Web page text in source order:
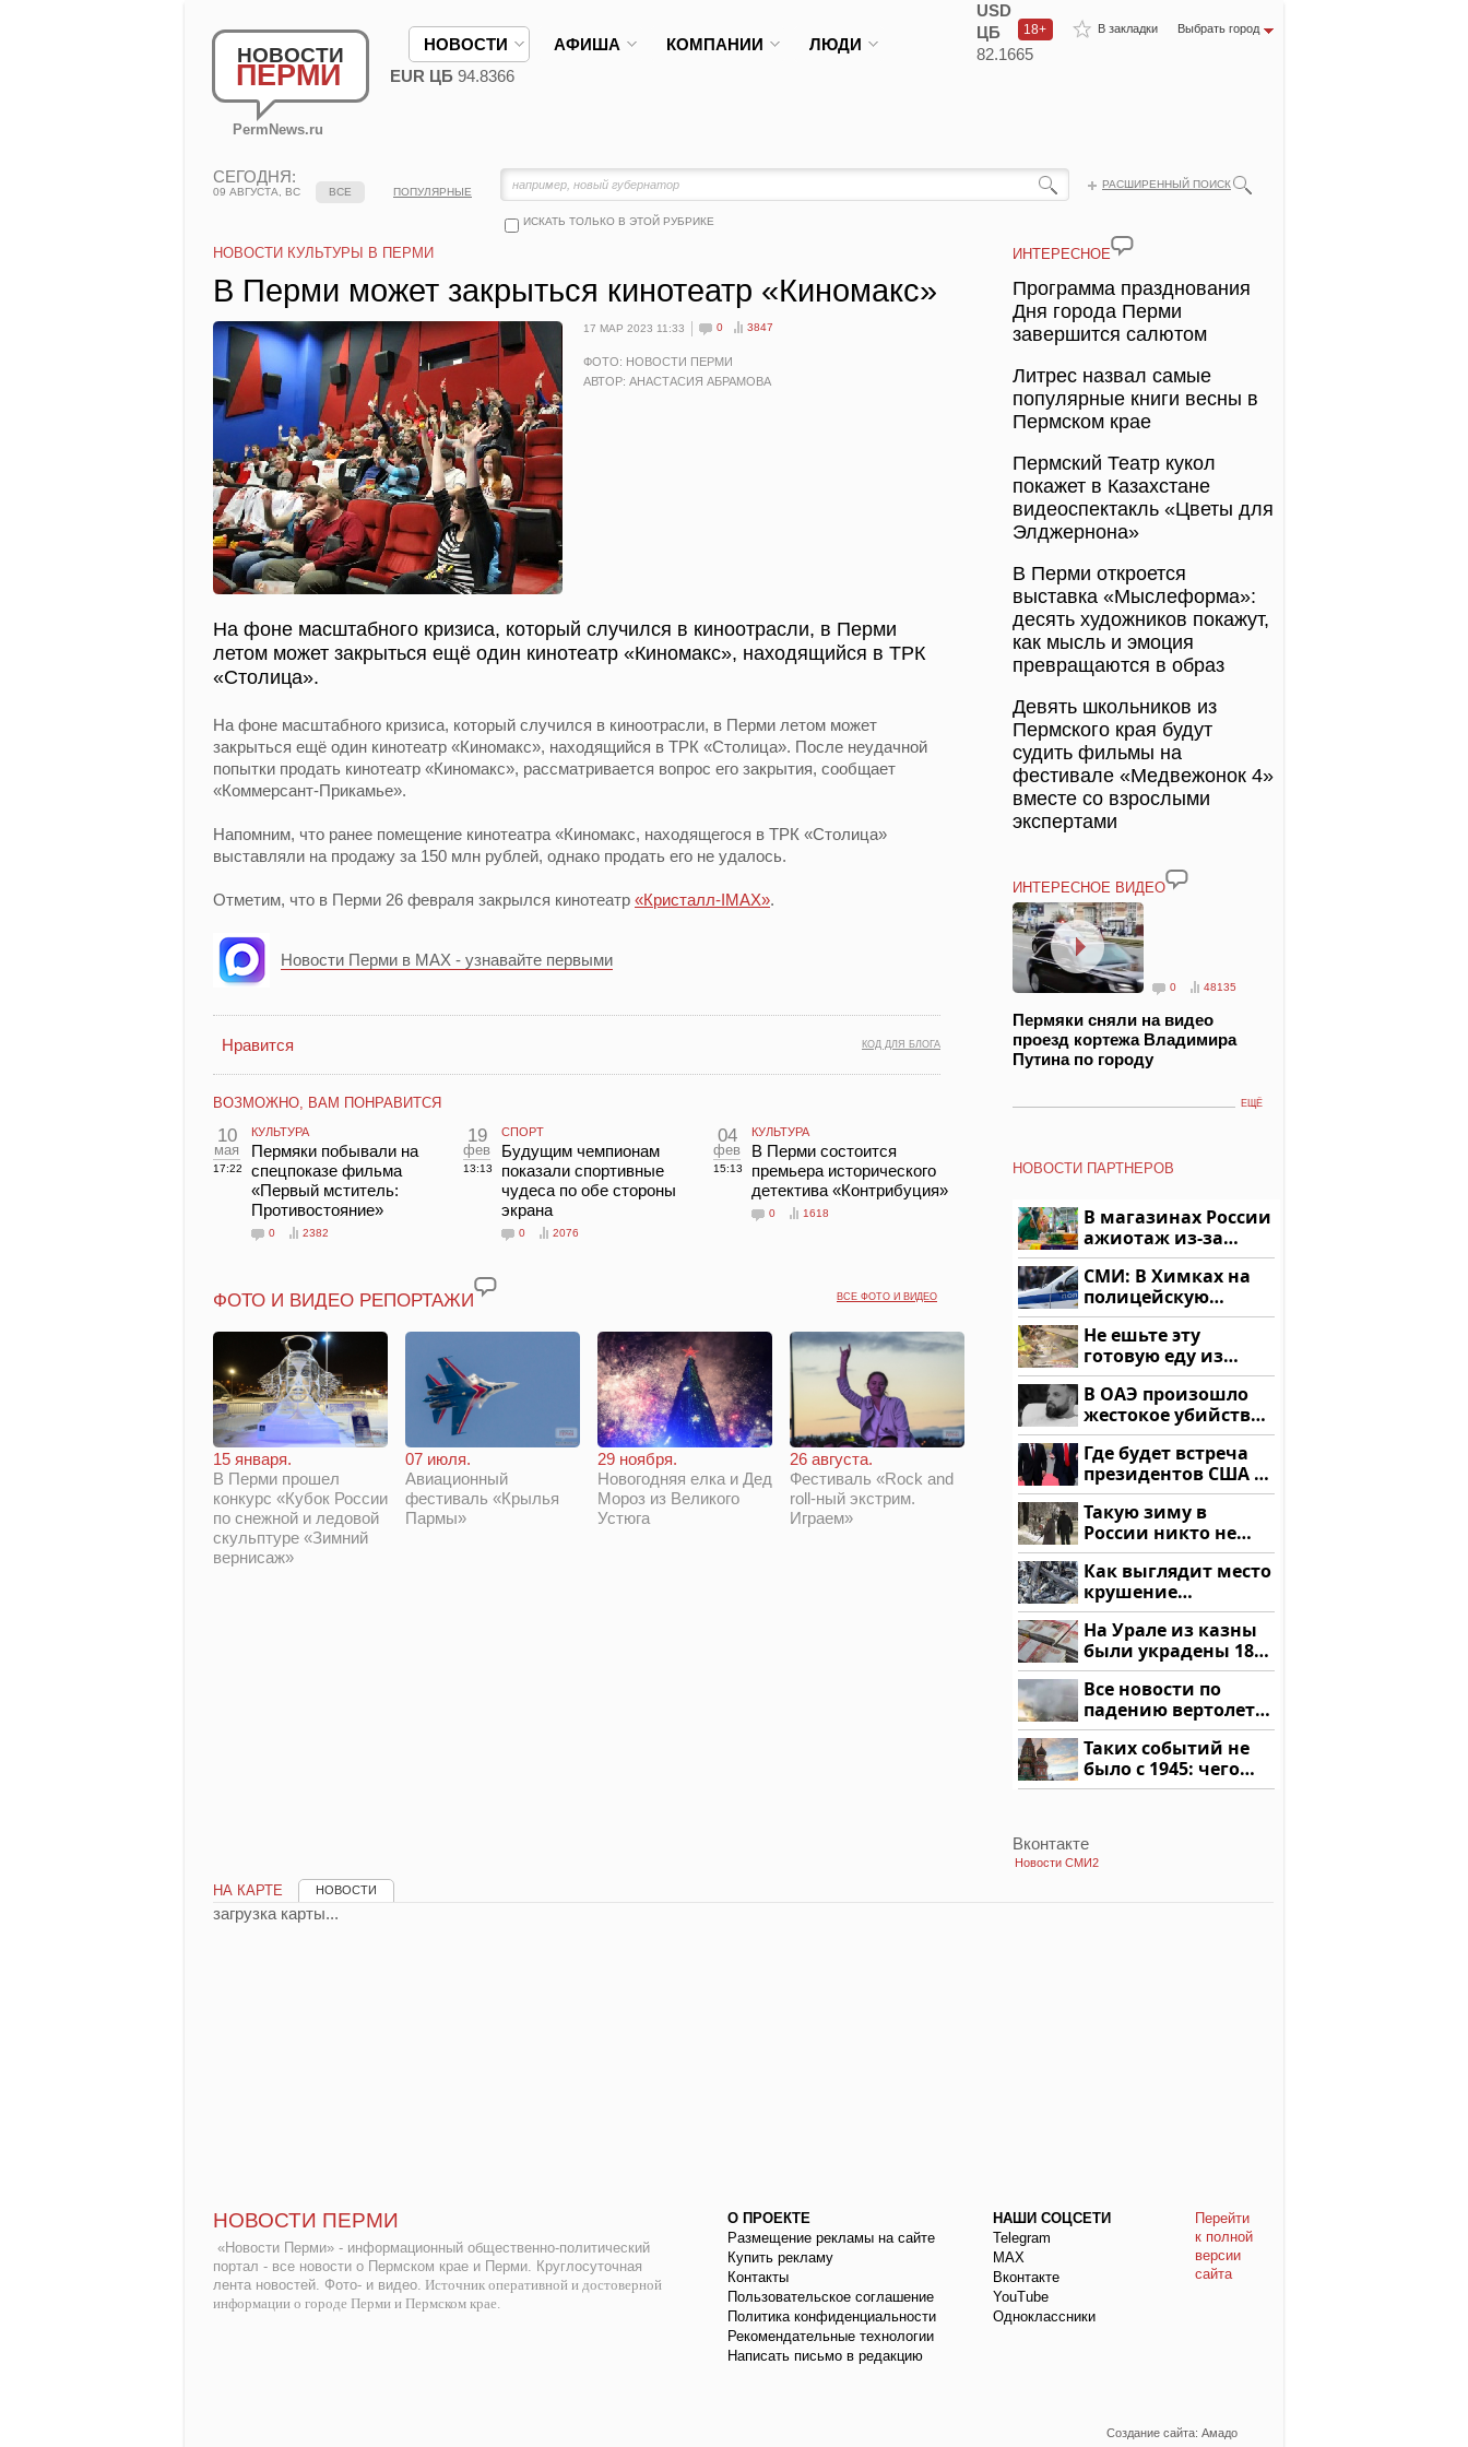
НОВОСТИ
ПЕРМИ
PermNews.ru
В закладки Выбрать город
18+
НОВОСТИ АФИША КОМПАНИИ ЛЮДИ
USD
ЦБ
82.1665
EUR ЦБ 94.8366
СЕГОДНЯ:
09 АВГУСТА, ВС
РАСШИРЕННЫЙ ПОИСК
ИСКАТЬ ТОЛЬКО В ЭТОЙ РУБРИКЕ
ВСЕ ПОПУЛЯРНЫЕ
НОВОСТИ КУЛЬТУРЫ В ПЕРМИ
В Перми может закрыться кинотеатр «Киномакс»
17 МАР 2023 11:33 0 3847
ФОТО: НОВОСТИ ПЕРМИ
АВТОР: АНАСТАСИЯ АБРАМОВА
На фоне масштабного кризиса, который случился в киноотрасли, в Перми
летом может закрыться ещё один кинотеатр «Киномакс», находящийся в ТРК
«Столица».
На фоне масштабного кризиса, который случился в киноотрасли, в Перми летом может
закрыться ещё один кинотеатр «Киномакс», находящийся в ТРК «Столица». После неудачной
попытки продать кинотеатр «Киномакс», рассматривается вопрос его закрытия, сообщает
«Коммерсант-Прикамье».
Напомним, что ранее помещение кинотеатра «Киномакс, находящегося в ТРК «Столица»
выставляли на продажу за 150 млн рублей, однако продать его не удалось.
Отметим, что в Перми 26 февраля закрылся кинотеатр «Кристалл-IMAX».
Новости Перми в MAX - узнавайте первыми
КОД ДЛЯ БЛОГА
Нравится
ВОЗМОЖНО, ВАМ ПОНРАВИТСЯ
10
мая
17:22
КУЛЬТУРА
Пермяки побывали на
спецпоказе фильма
«Первый мститель:
Противостояние»
0 2382
19
фев
13:13
СПОРТ
Будущим чемпионам
показали спортивные
чудеса по обе стороны
экрана
0 2076
04
фев
15:13
КУЛЬТУРА
В Перми состоится
премьера исторического
детектива «Контрибуция»
0 1618
ВСЕ ФОТО И ВИДЕО
ФОТО И ВИДЕО РЕПОРТАЖИ
15 января.
В Перми прошел
конкурс «Кубок России
по снежной и ледовой
скульптуре «Зимний
вернисаж»
07 июля.
Авиационный
фестиваль «Крылья
Пармы»
29 ноября.
Новогодняя елка и Дед
Мороз из Великого
Устюга
26 августа.
Фестиваль «Rock and
roll-ный экстрим.
Играем»
ИНТЕРЕСНОЕ
Программа празднования
Дня города Перми
завершится салютом
Литрес назвал самые
популярные книги весны в
Пермском крае
Пермский Театр кукол
покажет в Казахстане
видеоспектакль «Цветы для
Элджернона»
В Перми откроется
выставка «Мыслеформа»:
десять художников покажут,
как мысль и эмоция
превращаются в образ
Девять школьников из
Пермского края будут
судить фильмы на
фестивале «Медвежонок 4»
вместе со взрослыми
экспертами
ИНТЕРЕСНОЕ ВИДЕО
0 48135
Пермяки сняли на видео
проезд кортежа Владимира
Путина по городу
ЕЩЁ
НОВОСТИ ПАРТНЕРОВ
В магазинах России
ажиотаж из-за
этого продукта: что
купить?
СМИ: В Химках на
полицейскую
машину напали и
подожгли.
Не ешьте эту
готовую еду из
магазина: список
В ОАЭ произошло
жестокое убийство
криптомиллионера
Где будет встреча
президентов США и
России: Европа?
Такую зиму в
России никто не
ждал: как так?!
Как выглядит место
крушение
вертолета на
Кавказе: смотреть
На Урале из казны
были украдены 18
миллионов рублей
Все новости по
падению вертолета
на Кавказе: читать
здесь
Таких событий не
было с 1945: чего
ждать всем нам?
Вконтакте
Новости СМИ2
НА КАРТЕ НОВОСТИ
загрузка карты...
НОВОСТИ ПЕРМИ
«Новости Перми» - информационный общественно-политический
портал - все новости о Пермском крае и Перми. Круглосуточная
лента новостей. Фото- и видео. Источник оперативной и достоверной
информации о городе Перми и Пермском крае.
О ПРОЕКТЕ
Размещение рекламы на сайте
Купить рекламу
Контакты
Пользовательское соглашение
Политика конфиденциальности
Рекомендательные технологии
Написать письмо в редакцию
НАШИ СОЦСЕТИ
Telegram
МАХ
Вконтакте
YouTube
Одноклассники
Перейти
к полной
версии
сайта
Создание сайта: Амадо